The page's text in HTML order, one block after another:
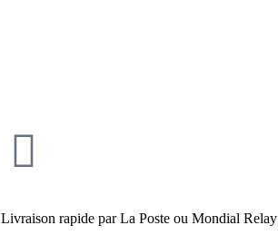
Livraison rapide par La Poste ou Mondial Relay